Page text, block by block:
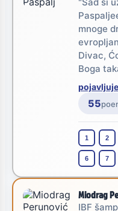
mnoge
Divac,
Boga
55
1 2
6 7
Miodrag
IBF